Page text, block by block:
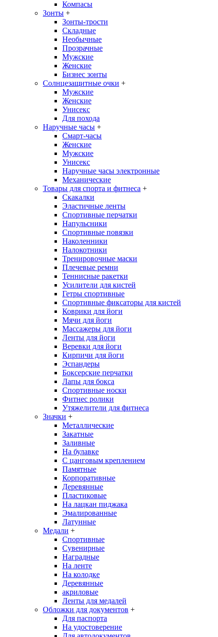
Компасы
Зонты +
Зонты-трости
Складные
Необычные
Прозрачные
Мужские
Женские
Бизнес зонты
Солнцезащитные очки +
Мужские
Женские
Унисекс
Для похода
Наручные часы +
Смарт-часы
Женские
Мужские
Унисекс
Наручные часы электронные
Механические
Товары для спорта и фитнеса +
Скакалки
Эластичные ленты
Спортивные перчатки
Напульсники
Спортивные повязки
Наколенники
Налокотники
Тренировочные маски
Плечевые ремни
Теннисные ракетки
Усилители для кистей
Гетры спортивные
Спортивные фиксаторы для кистей
Коврики для йоги
Мячи для йоги
Массажеры для йоги
Ленты для йоги
Веревки для йоги
Кирпичи для йоги
Эспандеры
Боксерские перчатки
Лапы для бокса
Спортивные носки
Фитнес ролики
Утяжелители для фитнеса
Значки +
Металлические
Закатные
Заливные
На булавке
С цанговым креплением
Памятные
Корпоративные
Деревянные
Пластиковые
На лацкан пиджака
Эмалированные
Латунные
Медали +
Спортивные
Сувенирные
Наградные
На ленте
На колодке
Деревянные
акриловые
Ленты для медалей
Обложки для документов +
Для паспорта
На удостоверение